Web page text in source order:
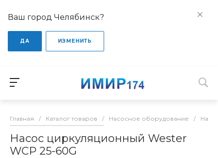
Ваш город Челябинск?
ДА ИЗМЕНИТЬ
Главная / Каталог товаров / Насосное оборудование /
Насос циркуляционный Wester
WCP 25-60G